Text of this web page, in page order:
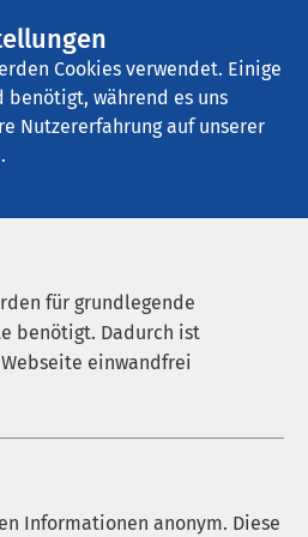
Cookies verwendet. Einige
benötigt, während es uns
Nutzererfahrung auf unserer
für grundlegende
benötigt. Dadurch ist
einwandfrei
Informationen anonym. Diese
bis 10:00 Uhr und nach